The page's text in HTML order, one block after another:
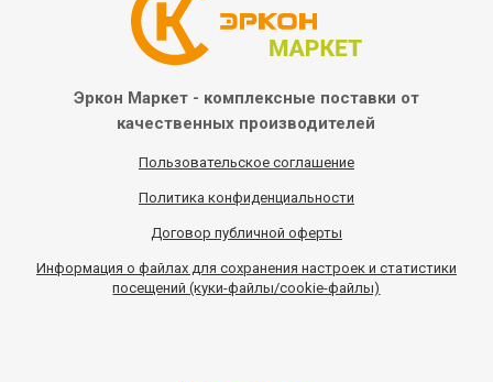
Эркон Маркет - комплексные поставки от
качественных производителей
Пользовательское соглашение
Политика конфиденциальности
Договор публичной оферты
Информация о файлах для сохранения настроек и статистики
посещений (куки-файлы/cookie-файлы)